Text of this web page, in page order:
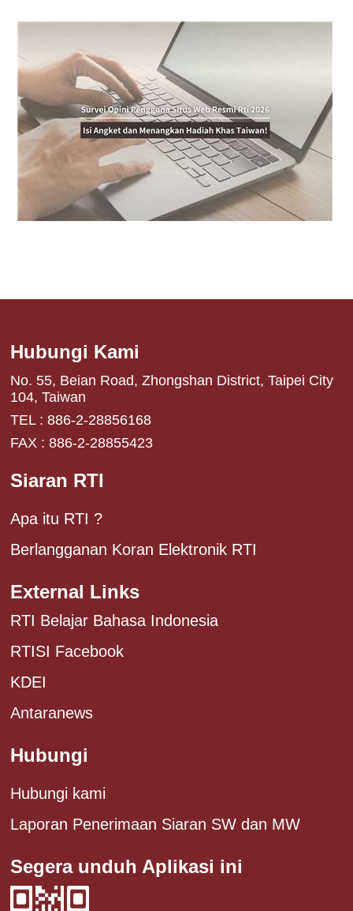
Hubungi Kami
No. 55, Beian Road, Zhongshan District, Taipei City
104, Taiwan
TEL : 886-2-28856168
FAX : 886-2-28855423
Siaran RTI
Apa itu RTI ?
Berlangganan Koran Elektronik RTI
External Links
RTI Belajar Bahasa Indonesia
RTISI Facebook
KDEI
Antaranews
Hubungi
Hubungi kami
Laporan Penerimaan Siaran SW dan MW
Segera unduh Aplikasi ini